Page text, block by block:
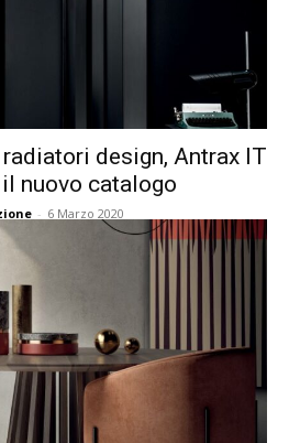
radiatori design, Antrax IT
nuovo catalogo
- 6 Marzo 2020